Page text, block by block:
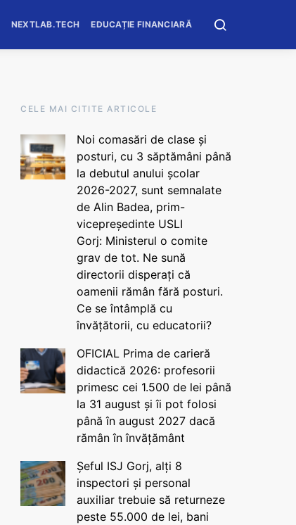
NEXTLAB.TECH EDUCAȚIE FINANCIARĂ
CELE MAI CITITE ARTICOLE
Noi comasări de clase și
posturi, cu 3 săptămâni până
la debutul anului școlar
2026-2027, sunt semnalate
de Alin Badea, prim-
vicepreședinte USLI
Gorj: Ministerul o comite
grav de tot. Ne sună
directorii disperați că
oamenii rămân fără posturi.
Ce se întâmplă cu
învățătorii, cu educatorii?
OFICIAL Prima de carieră
didactică 2026: profesorii
primesc cei 1.500 de lei până
la 31 august și îi pot folosi
până în august 2027 dacă
rămân în învățământ
Șeful ISJ Gorj, alți 8
inspectori și personal
auxiliar trebuie să returneze
peste 55.000 de lei, bani